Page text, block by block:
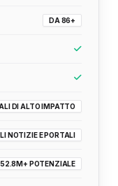
DA 86+
DI ALTO IMPATTO
NOTIZIE E PORTALI
52.8M+ POTENZIALE